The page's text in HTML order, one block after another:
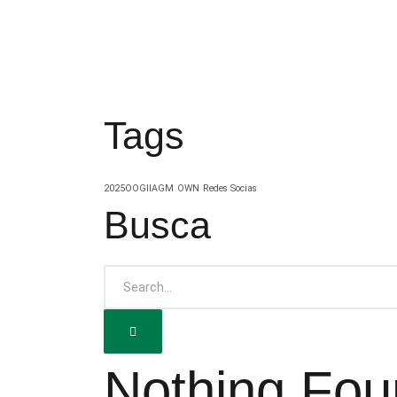
Tags
2025OOGIIAGM OWN Redes Socias
Busca